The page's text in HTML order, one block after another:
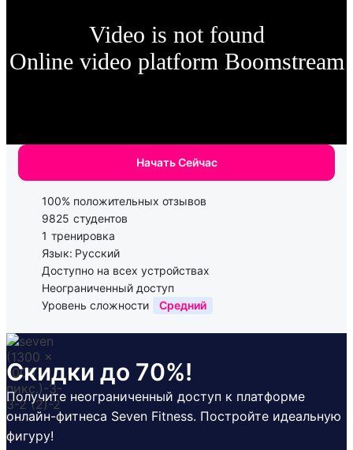
Начать Сейчас
100% положительных отзывов
9825 студентов
1 тренировка
Язык: Русский
Доступно на всех устройствах
Неограниченный доступ
Уровень сложности
Средний
Скидки до 70%!
Получите неограниченный доступ к платформе
онлайн-фитнеса Seven Fitness. Постройте идеальную
фигуру!